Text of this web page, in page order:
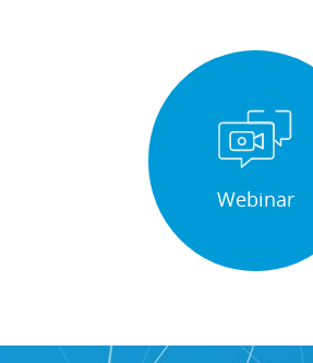
Webinar